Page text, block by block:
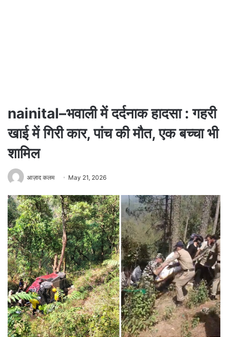
nainital–भवाली में दर्दनाक हादसा : गहरी
खाई में गिरी कार, पांच की मौत, एक बच्चा भी
शामिल
आज़ाद कलम May 21, 2026